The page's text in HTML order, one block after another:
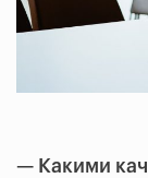
— Какими